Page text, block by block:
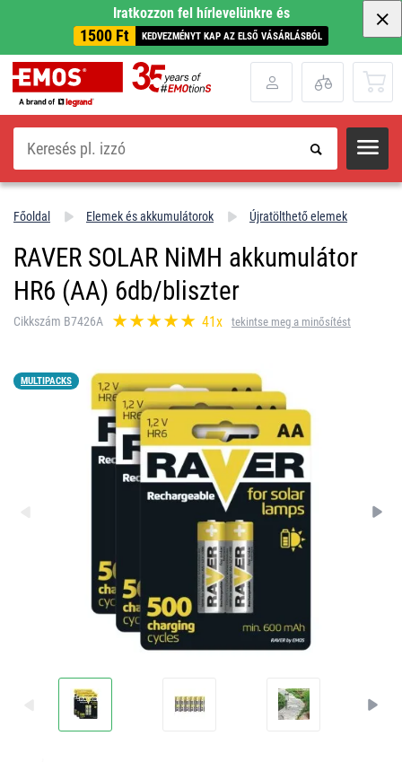
Iratkozzon fel hírlevelünkre és
1500 Ft KEDVEZMÉNYT KAP AZ ELSŐ VÁSÁRLÁSBÓL
Keresés
Főoldal Elemek és akkumulátorok Újratölthető elemek
RAVER SOLAR NiMH akkumulátor
HR6 (AA) 6db/bliszter
Cikkszám B7426A 41x tekintse meg a minősítést
MULTIPACKS